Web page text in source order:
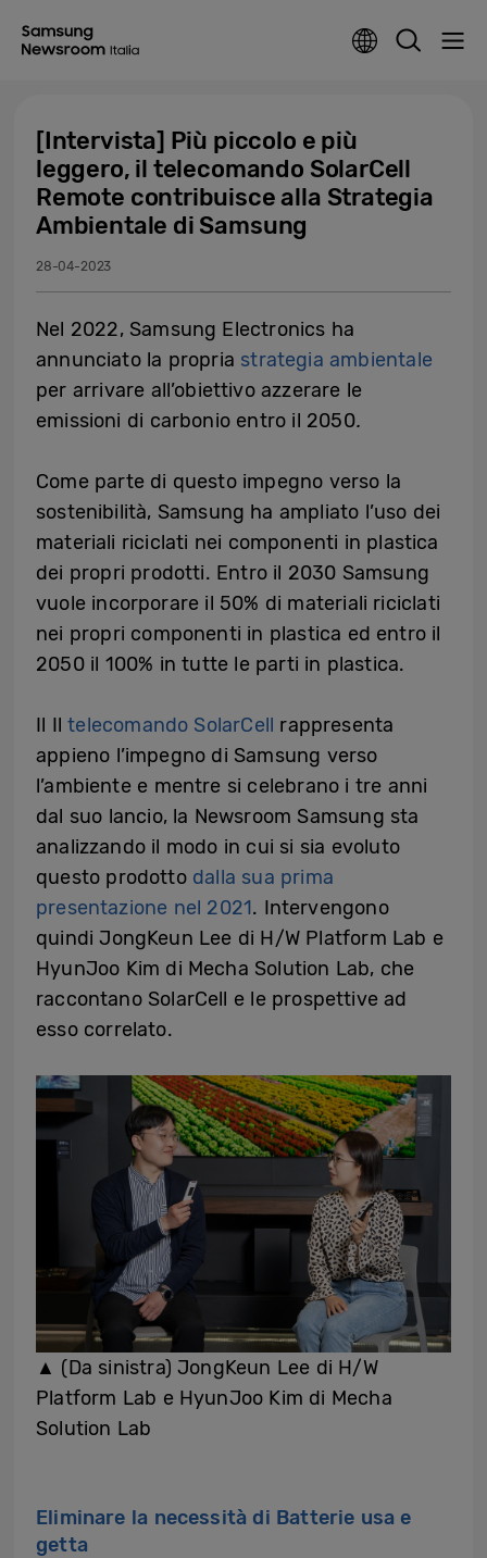
[Intervista] Più piccolo e più
leggero, il telecomando SolarCell
Remote contribuisce alla Strategia
Ambientale di Samsung
28-04-2023
Nel 2022, Samsung Electronics ha
annunciato la propria strategia ambientale
per arrivare all’obiettivo azzerare le
emissioni di carbonio entro il 2050.
Come parte di questo impegno verso la
sostenibilità, Samsung ha ampliato l’uso dei
materiali riciclati nei componenti in plastica
dei propri prodotti. Entro il 2030 Samsung
vuole incorporare il 50% di materiali riciclati
nei propri componenti in plastica ed entro il
2050 il 100% in tutte le parti in plastica.
Il Iltelecomando SolarCell rappresenta
appieno l’impegno di Samsung verso
l’ambiente e mentre si celebrano i tre anni
dal suo lancio, la Newsroom Samsung sta
analizzando il modo in cui si sia evoluto
questo prodotto dalla sua prima
presentazione nel 2021. Intervengono
quindi JongKeun Lee di H/W Platform Lab e
HyunJoo Kim di Mecha Solution Lab, che
raccontano SolarCell e le prospettive ad
esso correlato.
▲ (Da sinistra) JongKeun Lee di H/W
Platform Lab e HyunJoo Kim di Mecha
Solution Lab
Eliminare la necessità di Batterie usa e
getta